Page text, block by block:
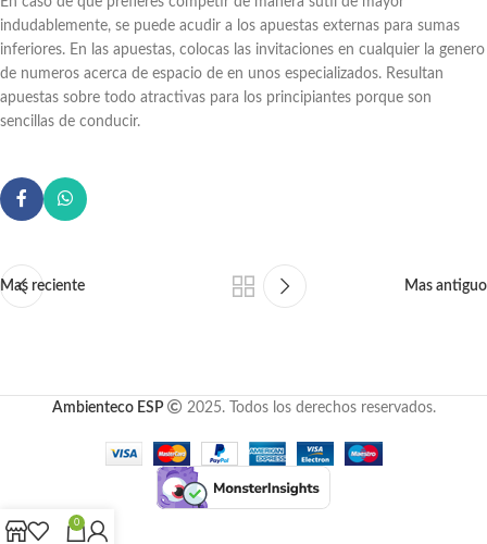
indudablemente, se puede acudir a los apuestas externas para sumas
inferiores. En las apuestas, colocas las invitaciones en cualquier la genero
de numeros acerca de espacio de en unos especializados. Resultan
apuestas sobre todo atractivas para los principiantes porque son
sencillas de conducir.
Mas reciente Mas antiguo
Ambienteco ESP 2025. Todos los derechos reservados.
0